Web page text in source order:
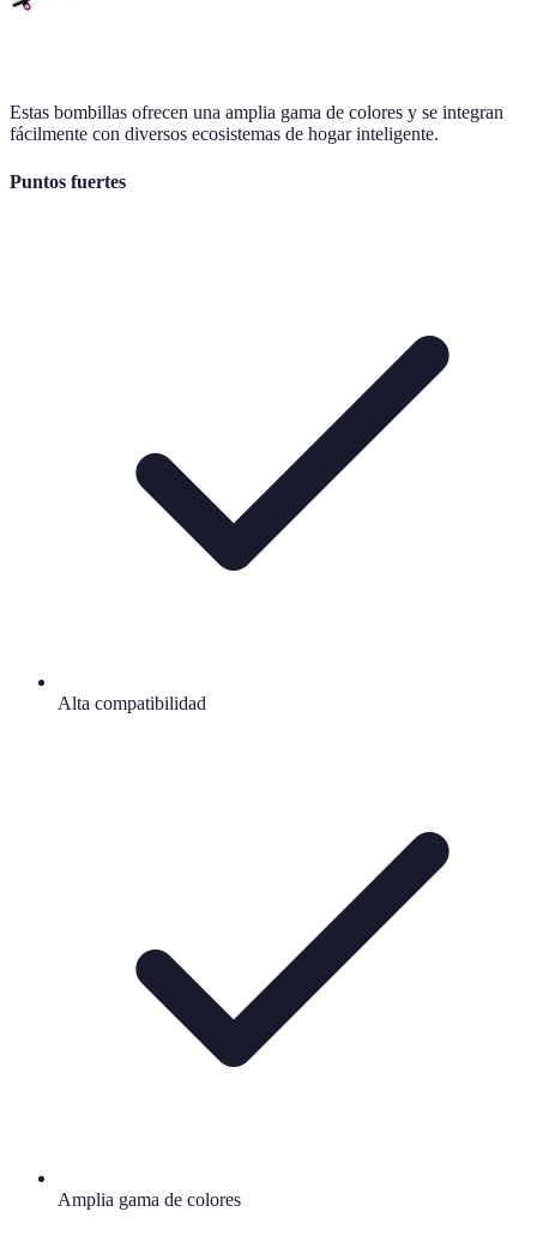
Estas bombillas ofrecen una amplia gama de colores y se integran
fácilmente con diversos ecosistemas de hogar inteligente.
Puntos fuertes
Alta compatibilidad
Amplia gama de colores